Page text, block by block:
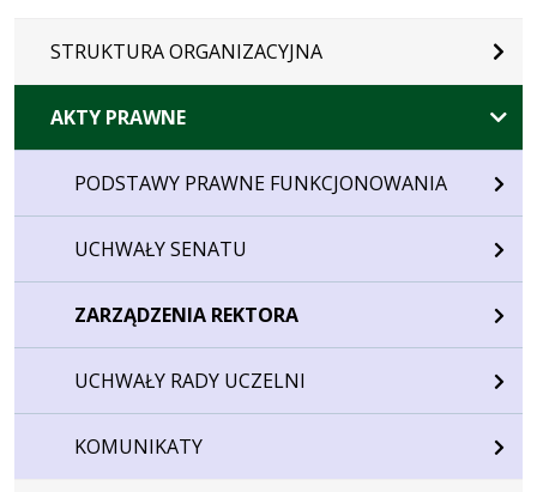
STRUKTURA ORGANIZACYJNA
AKTY PRAWNE
PODSTAWY PRAWNE FUNKCJONOWANIA
UCHWAŁY SENATU
ZARZĄDZENIA REKTORA
UCHWAŁY RADY UCZELNI
KOMUNIKATY